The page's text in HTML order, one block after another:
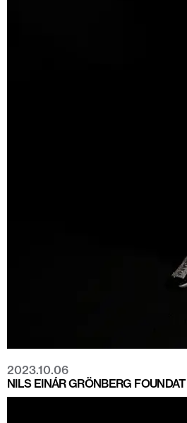
2023.10.06
NILS EINÁR GRÖNBERG